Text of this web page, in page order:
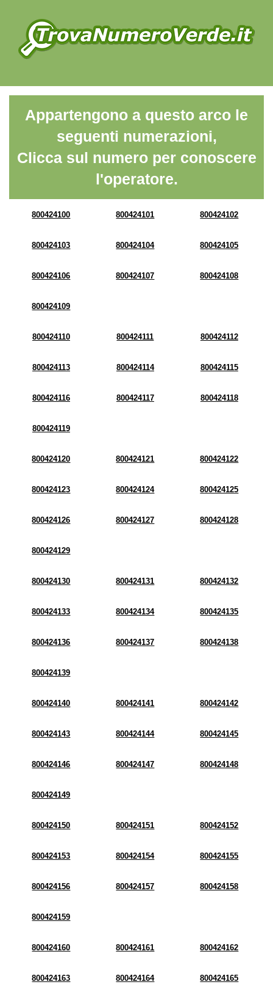
Appartengono a questo arco le
seguenti numerazioni,
Clicca sul numero per conoscere
l'operatore.
800424100 800424101 800424102
800424103 800424104 800424105
800424106 800424107 800424108
800424109
800424110 800424111 800424112
800424113 800424114 800424115
800424116 800424117 800424118
800424119
800424120 800424121 800424122
800424123 800424124 800424125
800424126 800424127 800424128
800424129
800424130 800424131 800424132
800424133 800424134 800424135
800424136 800424137 800424138
800424139
800424140 800424141 800424142
800424143 800424144 800424145
800424146 800424147 800424148
800424149
800424150 800424151 800424152
800424153 800424154 800424155
800424156 800424157 800424158
800424159
800424160 800424161 800424162
800424163 800424164 800424165